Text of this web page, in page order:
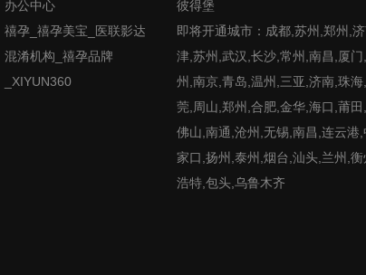
办公中心
禧孕_禧孕美宝_医联影达
混淆机构_禧孕品牌
_XIYUN360
彼得堡
即将开通城市：成都,苏州,郑州,
津,苏州,武汉,长沙,常州,南昌,厦
州,南京,青岛,温州,三亚,济南,珠
莞,周山,郑州,合肥,金华,海口,莆
佛山,南通,沧州,无锡,南昌,连云港
家口,扬州,泰州,烟台,汕头,兰州,
浩特,包头,乌鲁木齐